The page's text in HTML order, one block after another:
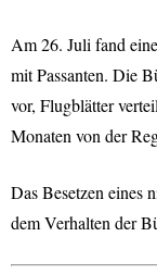
Am 26. Juli fand
mit Passanten. Die
vor, Flugblätter
Monaten von der
Das Besetzen eines
dem Verhalten der